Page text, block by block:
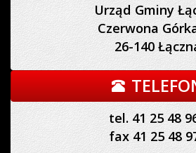
Urząd Gminy
Czerwona
26-140
tel. 41 25 48
fax 41 25 48